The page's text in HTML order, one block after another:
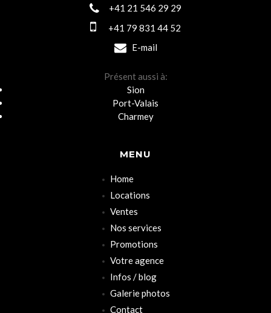
MENU
Home
Locations
Ventes
Nos services
Promotions
Votre agence
Infos / blog
Galerie photos
Contact
+41 21 546 29 29
+41 79 831 44 52
E-mail
Présent aussi à:
Sion
Port-Valais
Charmey